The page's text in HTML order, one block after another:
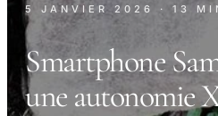
5 JANVIER 2026 · 13
Smartphone
une autonomie